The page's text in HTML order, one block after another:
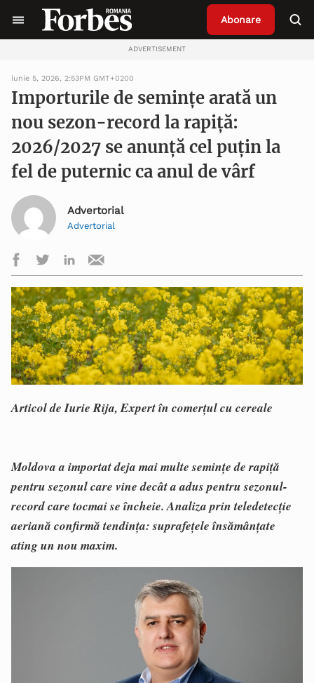
Abonare
ADVERTISEMENT
iunie 5, 2026, 2:53PM GMT+0200
Importurile de semințe arată un
nou sezon-record la rapiță:
2026/2027 se anunță cel puțin la
fel de puternic ca anul de vârf
Advertorial
Advertorial
Articol de Iurie Rija, Expert în comerțul cu cereale
Moldova a importat deja mai multe semințe de rapiță
pentru sezonul care vine decât a adus pentru sezonul-
record care tocmai se încheie. Analiza prin teledetecție
aeriană confirmă tendința: suprafețele însămânțate
ating un nou maxim.